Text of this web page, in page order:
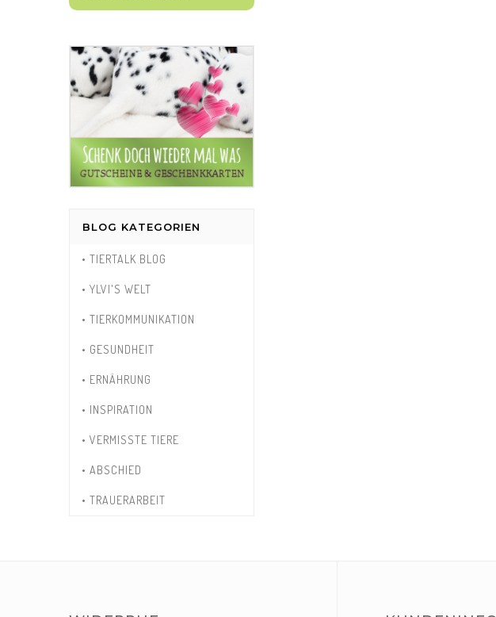
BLOG KATEGORIEN
• TIERTALK BLOG
• YLVI'S WELT
• TIERKOMMUNIKATION
• GESUNDHEIT
• ERNÄHRUNG
• INSPIRATION
• VERMISSTE TIERE
• ABSCHIED
• TRAUERARBEIT